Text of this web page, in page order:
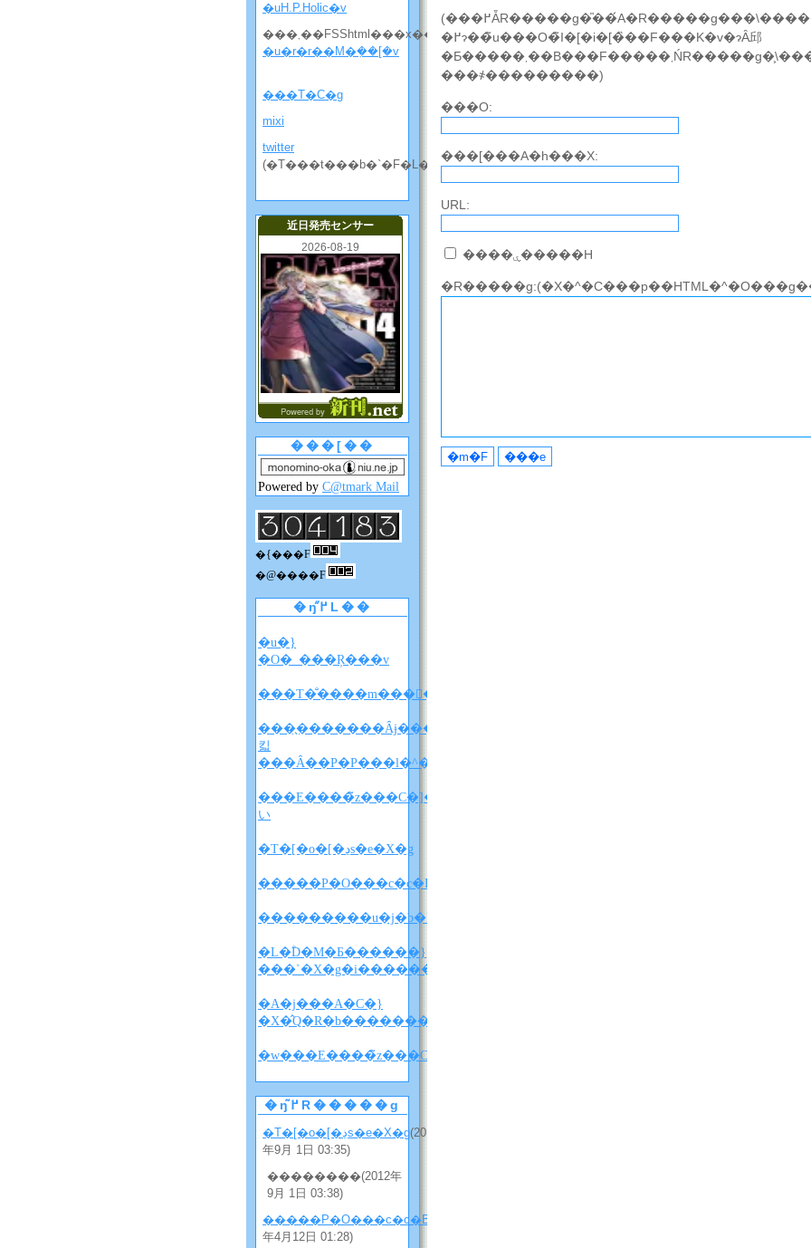
�uH.P.Holic�v
���܂��FSShtml���x��
�u�r�r��M�݂��[�v
���T�C�g
mixi
twitter
(�T���t���b�`�F�L���̘b����)
近日発売センサー
2026-08-19
���[��
Powered by C@tmark Mail
�{���F
�@����F
�ŋ߂̋L��
�u�}
�O�_���Ŗ���v
���T�̐����m����F�A���A�����̐��̂ɂ��āi�l�^�o���j
���̖�������Ȃɉ����
킯
���Ȃ��P�P���l�^�o�����z
���E����̃z���C�]���u���
い
�T�[�o�[�ڍs�e�X�g
�����P�O���c�c�B
�L�ؓD�M�Ƃ������}
���`�X�g�i������w������x�l�^�o���j
�A�j���A�C�}
�X�̂Q�R�b�����������i�l�^�o���j
�ŋ߂̃R�����g
�T�[�o�[�ڍs�e�X�g(2012
年9月 1日 03:35)
��������(2012年
9月 1日 03:38)
�����P�O���c�c�B
年4月12日 01:28)
(���߂ẴR�����g�̎��́A�R�����g���\������邽
�߂ɂ��̃u���O�̃I�[�i�[�̏��F���K�v�ɂȂ邱
�Ƃ�����܂��B���F�����܂ŃR�����g�͕\������܂���̂ł��΂炭
���҂���������)
���O:
���[���A�h���X:
URL:
����ۑ�����H